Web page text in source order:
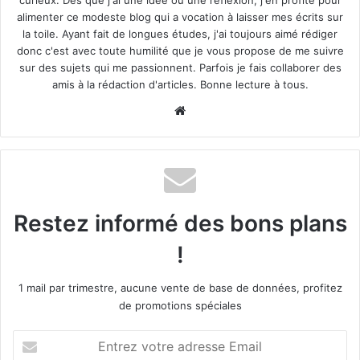
La vente en viager repose sur trois piliers financiers. Le
vendeur cède son bienimmobilieren échange d’un
bouquet et d’une rente viagère mensuelle jusqu’à son
décès. Le bouquet correspond au capital initial versé lors
l’occupation. Si le vendeur conserve le droit d’usage et
déterminée par la méthode INSEE, qui actualise les loyers
de référence. Cette décote peut atteindre 30 à 50% de la
Le calcul du bouquet et de la rente
alimenter ce modeste blog qui a vocation à laisser mes écrits sur
la toile. Ayant fait de longues études, j'ai toujours aimé rédiger
donc c'est avec toute humilité que je vous propose de me suivre
sur des sujets qui me passionnent. Parfois je fais collaborer des
amis à la rédaction d'articles. Bonne lecture à tous.
Restez informé des bons plans
!
1 mail par trimestre, aucune vente de base de données, profitez
de promotions spéciales
votre